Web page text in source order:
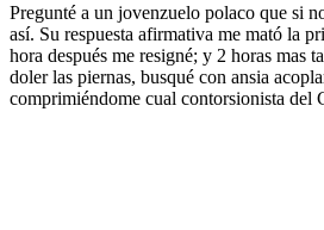
Pregunté a un jovenzuelo polaco que si
así. Su respuesta afirmativa me mató la
hora después me resigné; y 2 horas mas
doler las piernas, busqué con ansia
comprimiéndome cual contorsionista del